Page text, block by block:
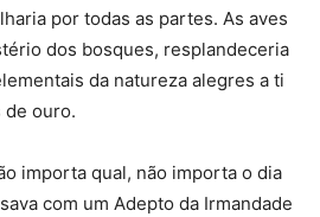
por todas as partes. As aves
dos bosques, resplandeceria
da natureza alegres a ti
de ouro.
importa qual, não importa o dia
com um Adepto da Irmandade